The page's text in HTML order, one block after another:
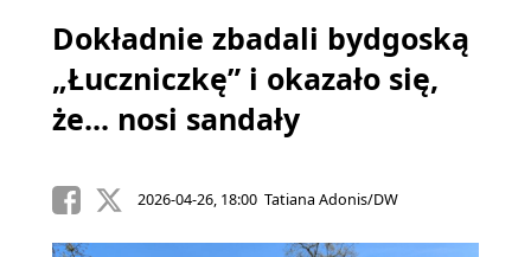
Dokładnie zbadali bydgoską
„Łuczniczkę” i okazało się,
że... nosi sandały
2026-04-26, 18:00 Tatiana Adonis/DW